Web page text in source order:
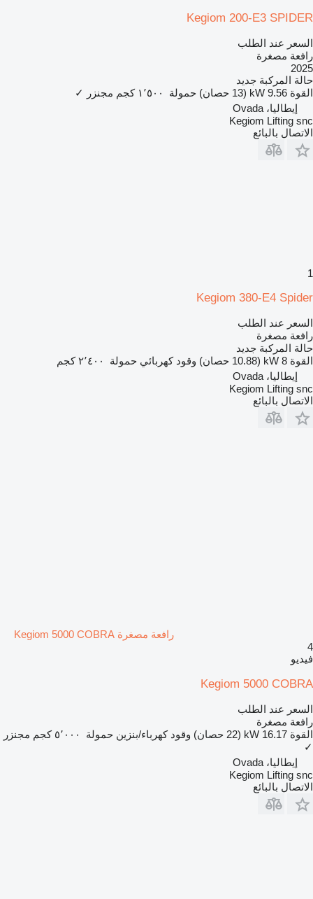
Kegiom 200-E3 SPIDER
السعر عند الطلب
رافعة مصغرة
2025
حالة المركبة جديد
القوة 9.56 kW (13 حصان) حمولة ١٬٥٠٠ كجم مجنزر
✓
إيطاليا، Ovada
Kegiom Lifting snc
الاتصال بالبائع
1
Kegiom 380-E4 Spider
السعر عند الطلب
رافعة مصغرة
حالة المركبة جديد
القوة 8 kW (10.88 حصان) وقود كهربائي حمولة
٢٬٤٠٠ كجم
إيطاليا، Ovada
Kegiom Lifting snc
الاتصال بالبائع
رافعة مصغرة Kegiom 5000 COBRA
4
فيديو
Kegiom 5000 COBRA
السعر عند الطلب
رافعة مصغرة
القوة 16.17 kW (22 حصان) وقود كهرباء/بنزين حمولة ٥٬٠٠٠ كجم
مجنزر
✓
إيطاليا، Ovada
Kegiom Lifting snc
الاتصال بالبائع